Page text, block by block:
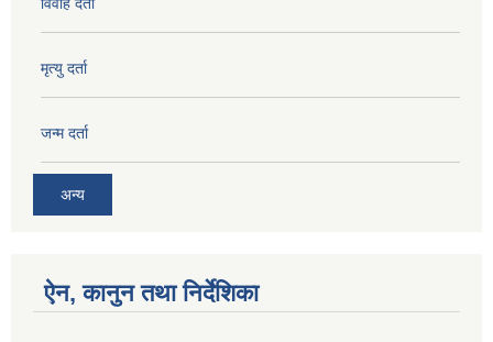
मृत्यु दर्ता
जन्म दर्ता
अन्य
ऐन, कानुन तथा निर्देशिका